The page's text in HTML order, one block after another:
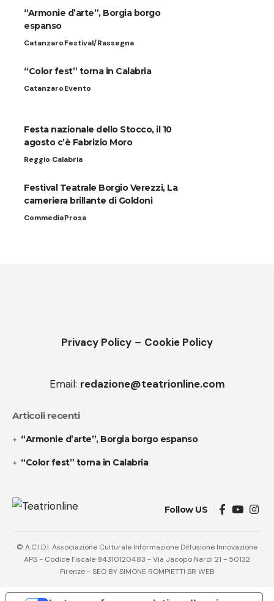
“Armonie d’arte”, Borgia borgo
espanso
CatanzaroFestival/Rassegna
“Color fest” torna in Calabria
CatanzaroEvento
Festa nazionale dello Stocco, il 10
agosto c’è Fabrizio Moro
Reggio Calabria
Festival Teatrale Borgio Verezzi, La
cameriera brillante di Goldoni
CommediaProsa
Privacy Policy – Cookie Policy
Email: redazione@teatrionline.com
Articoli recenti
“Armonie d’arte”, Borgia borgo espanso
“Color fest” torna in Calabria
Follow US
© A.C.I.D.I. Associazione Culturale Informazione Diffusione Innovazione
APS - Codice Fiscale 94310120483 - Via Jacopo Nardi 21 - 50132
Firenze - SEO BY SIMONE ROMPIETTI SR WEB